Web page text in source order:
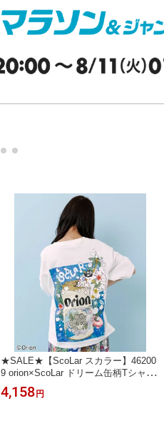
★SALE★【ScoLar スカラー】46200
9 orion×ScoLar ドリーム缶柄Tシャツ
トップス カジュアル レトロ オリオン
ビール 原宿系 個性的【パッパドゥド
4,158 円